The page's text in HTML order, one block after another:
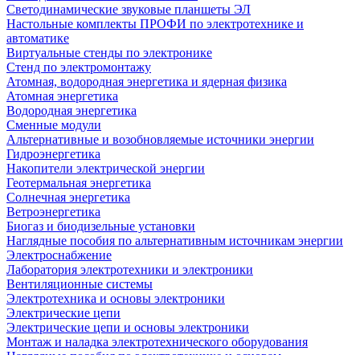
Светодинамические звуковые планшеты ЭЛ
Настольные комплекты ПРОФИ по электротехнике и
автоматике
Виртуальные стенды по электронике
Стенд по электромонтажу
Атомная, водородная энергетика и ядерная физика
Атомная энергетика
Водородная энергетика
Сменные модули
Альтернативные и возобновляемые источники энергии
Гидроэнергетика
Накопители электрической энергии
Геотермальная энергетика
Солнечная энергетика
Ветроэнергетика
Биогаз и биодизельные установки
Наглядные пособия по альтернативным источникам энергии
Электроснабжение
Лаборатория электротехники и электроники
Вентиляционные системы
Электротехника и основы электроники
Электрические цепи
Электрические цепи и основы электроники
Монтаж и наладка электротехнического оборудования